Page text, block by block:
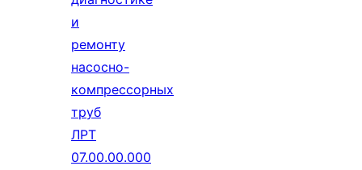
и
ремонту
насосно-
компрессорных
труб
ЛРТ
07.00.00.000